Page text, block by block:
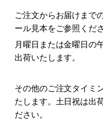
ご注文からお届けまで
ール見本をご参照くださ
月曜日または金曜日の
出荷いたします。
その他のご注文タイミ
たします。土日祝は出
ださい。